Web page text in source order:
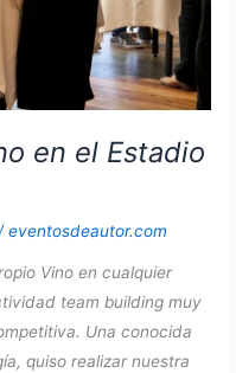
en el Estadio
eventosdeautor.com
Vino en cualquier
team building muy
Una conocida
quiso realizar nuestra